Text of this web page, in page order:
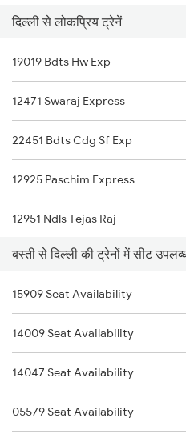
2511 Festival Spl
2512 Kcvl Gkp Spl
2521 Bju Ers Spl
2522 Ers Bju Express
2529 Ppta Ljn Special
2530 Ppta Festival Sp
2531 Gkp Ljn Spl
2532 Ljn Gkp Spl
2537 Gkp Ltt Spl
2538 Ltt Gkp Sup Spl
दिल्ली से लोकप्रिय ट्रेनें
19019 Bdts Hw Exp
12471 Swaraj Express
22451 Bdts Cdg Sf Exp
12925 Paschim Express
12951 Ndls Tejas Raj
12953 Ak Tejas Raj Ex
12903 Golden Temple
22413 Mao Nzm Rajdhani
1057 Csmt Asr Special
1058 Asr Csmt Spl
बस्ती से दिल्ली की ट्रेनों में सीट
15909 Seat Availability
14009 Seat Availability
14047 Seat Availability
05579 Seat Availability